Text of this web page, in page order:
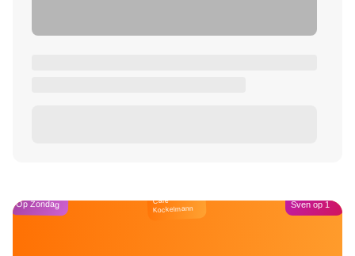
Op Zondag Café
Kockelmann Sven op 1